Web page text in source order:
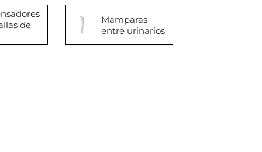
de
Mamparas
entre urinarios